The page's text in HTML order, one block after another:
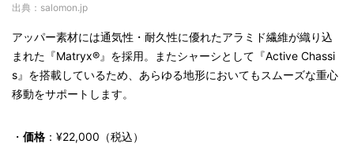
出典：salomon.jp
アッパー素材には通気性・耐久性に優れたアラミド繊維が織り込
まれた『Matryx®』を採用。またシャーシとして『Active Chassi
s』を搭載しているため、あらゆる地形においてもスムーズな重心
移動をサポートします。
・ 価格 ：¥22,000（税込）